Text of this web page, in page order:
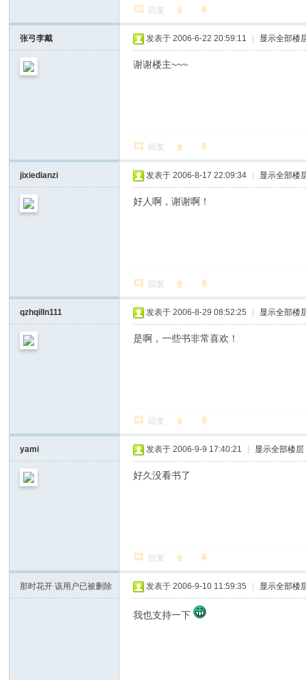
回复
张弓李戴 发表于 2006-6-22 20:59:11 显示全部楼
谢谢楼主~~~
回复
jixiedianzi 发表于 2006-8-17 22:09:34 显示全部楼
好人啊，谢谢啊！
回复
qzhqilln111 发表于 2006-8-29 08:52:25 显示全部楼
是啊，一些书非常喜欢！
回复
yami 发表于 2006-9-9 17:40:21 显示全部楼层
好久没看书了
回复
那时花开该用户已被删除 发表于 2006-9-10 11:59:35 显示全部楼
我也支持一下